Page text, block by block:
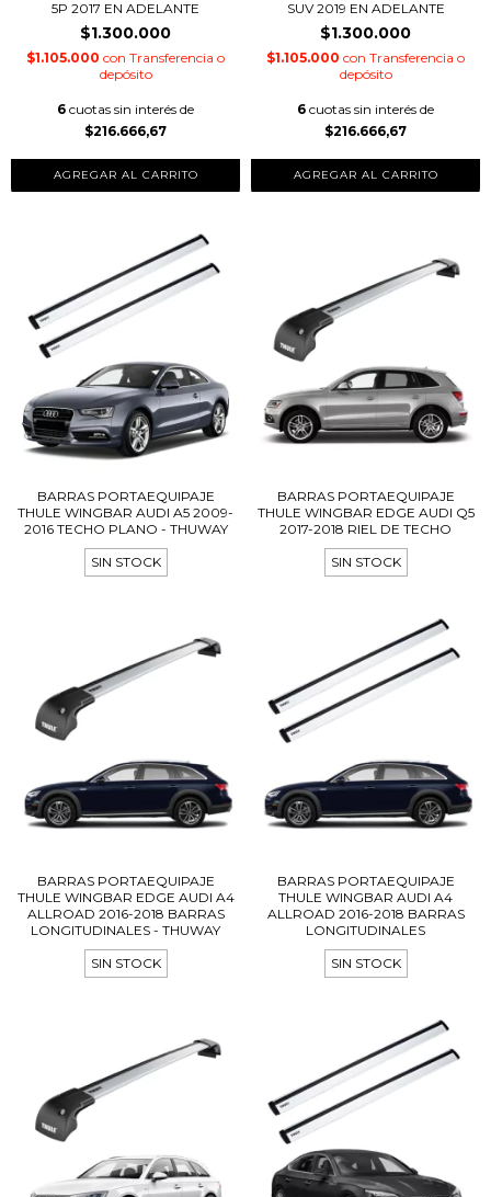
5P 2017 EN ADELANTE
$1.300.000
$1.105.000 con Transferencia o
depósito
6 cuotas sin interés de
$216.666,67
SUV 2019 EN ADELANTE
$1.300.000
$1.105.000 con Transferencia o
depósito
6 cuotas sin interés de
$216.666,67
BARRAS PORTAEQUIPAJE
THULE WINGBAR AUDI A5 2009-
2016 TECHO PLANO - THUWAY
SIN STOCK
BARRAS PORTAEQUIPAJE
THULE WINGBAR EDGE AUDI Q5
2017-2018 RIEL DE TECHO
SIN STOCK
BARRAS PORTAEQUIPAJE
THULE WINGBAR EDGE AUDI A4
ALLROAD 2016-2018 BARRAS
LONGITUDINALES - THUWAY
SIN STOCK
BARRAS PORTAEQUIPAJE
THULE WINGBAR AUDI A4
ALLROAD 2016-2018 BARRAS
LONGITUDINALES
SIN STOCK